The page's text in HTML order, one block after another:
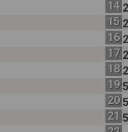
14
15
16
17
18
19
20
21